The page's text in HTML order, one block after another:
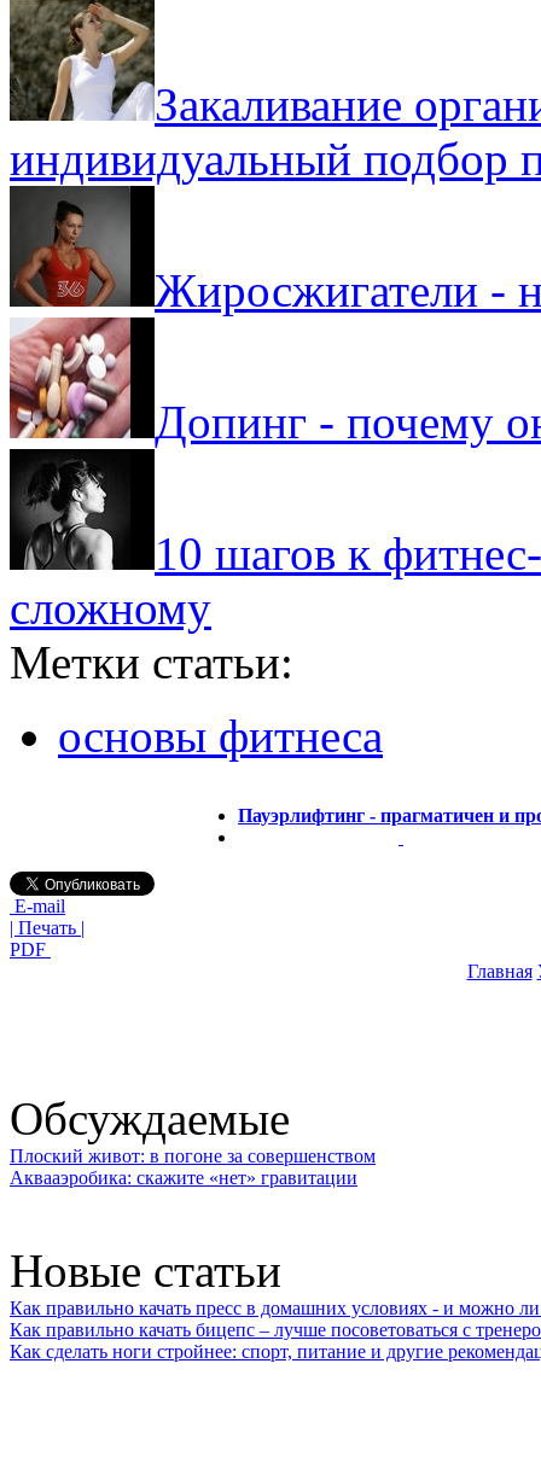
Закаливание
индивидуальный подбор
Жиросжигатели -
Допинг - почему
10 шагов к
сложному
Метки статьи:
основы фитнеса
Пауэрлифтинг - прагматичен и
E-mail
| Печать |
PDF
Главная
Обсуждаемые
Плоский живот: в погоне за совершенством
Аквааэробика: скажите «нет» гравитации
Новые статьи
Как правильно качать пресс в домашних условиях - и можно
Как правильно качать бицепс – лучше посоветоваться с
Как сделать ноги стройнее: спорт, питание и другие